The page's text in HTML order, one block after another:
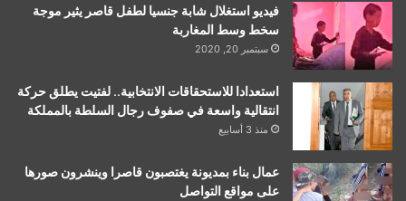
فيديو استغلال شابة جنسيا لطفل قاصر يثير موجة
سخط وسط المغاربة
سبتمبر 20, 2020
استعدادا للاستحقاقات الانتخابية.. لفتيت يطلق حركة
انتقالية واسعة في صفوف رجال السلطة بالمملكة
منذ 3 أسابيع
عمال بناء بمديونة يغتصبون قاصرا وينشرون صورها
على مواقع التواصل